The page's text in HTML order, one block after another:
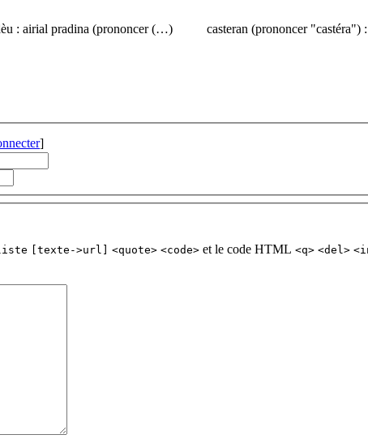
: airial pradina (prononcer (…) casteran (prononcer
]
[texte->url] <quote> <code> et le code HTML <q> <del>